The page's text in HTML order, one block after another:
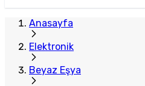
Anasayfa
Elektronik
Beyaz Eşya